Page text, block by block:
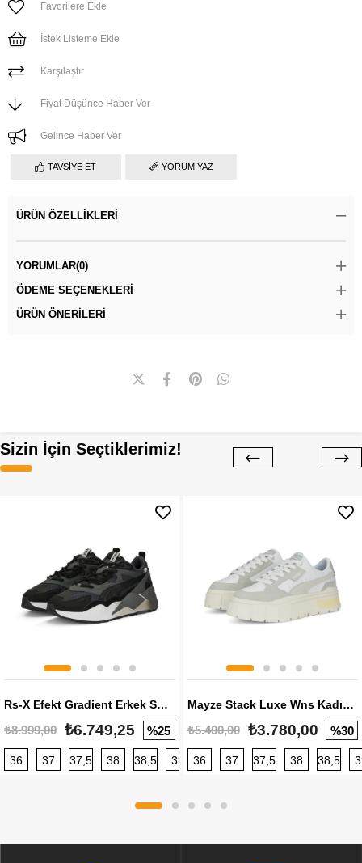
Favorilere Ekle
İstek Listeme Ekle
Karşılaştır
Fiyat Düşünce Haber Ver
Gelince Haber Ver
TAVSIYE ET YORUM YAZ
ÜRÜN ÖZELLIKLERI
YORUMLAR(0)
ÖDEME SEÇENEKLERI
ÜRÜN ÖNERILERI
Sizin İçin Seçtiklerimiz!
Rs-X Efekt Gradient Erkek Sneaker
₺8.999,00 ₺6.749,25 %25
36 37 37,5 38 38,5 39 40 40,5 41 42 42,5
Mayze Stack Luxe Wns Kadın Sneaker
₺5.400,00 ₺3.780,00 %30
36 37 37,5 38 38,5